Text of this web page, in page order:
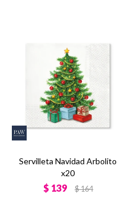
Servilleta Navidad Arbolito
x20
$ 139 $164